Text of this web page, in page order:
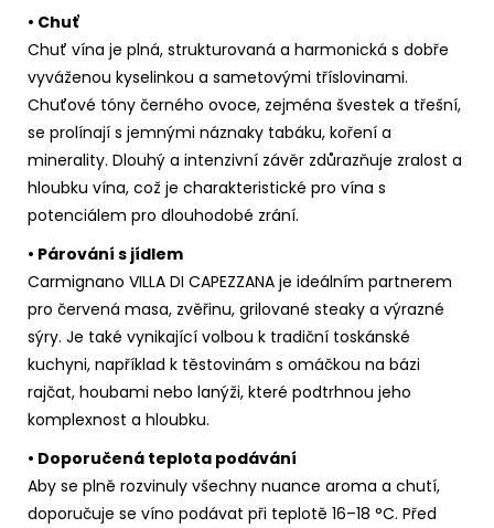
• Chuť
Chuť vína je plná, strukturovaná a harmonická s dobře
vyváženou kyselinkou a sametovými tříslovinami.
Chuťové tóny černého ovoce, zejména švestek a třešní,
se prolínají s jemnými náznaky tabáku, koření a
minerality. Dlouhý a intenzivní závěr zdůrazňuje zralost a
hloubku vína, což je charakteristické pro vína s
potenciálem pro dlouhodobé zrání.
• Párování s jídlem
Carmignano VILLA DI CAPEZZANA je ideálním partnerem
pro červená masa, zvěřinu, grilované steaky a výrazné
sýry. Je také vynikající volbou k tradiční toskánské
kuchyni, například k těstovinám s omáčkou na bázi
rajčat, houbami nebo lanýži, které podtrhnou jeho
komplexnost a hloubku.
• Doporučená teplota podávání
Aby se plně rozvinuly všechny nuance aroma a chutí,
doporučuje se víno podávat při teplotě 16–18 °C. Před